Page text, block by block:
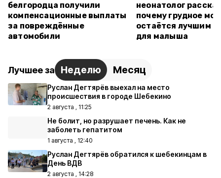
белгородца получили
компенсационные выплаты
за повреждённые
автомобили
неонатолог
почему грудное
остаётся лучшим
для малыша
Лучшее за Неделю Месяц
Руслан Дегтярёв выехал на место
происшествия в городе Шебекино
2 августа , 11:25
Не болит, но разрушает печень. Как не
заболеть гепатитом
1 августа , 12:40
Руслан Дегтярёв обратился к шебекинцам в
День ВДВ
2 августа , 14:28